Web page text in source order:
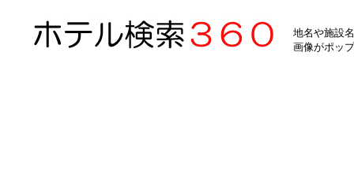
地名や施設
画像がポッ